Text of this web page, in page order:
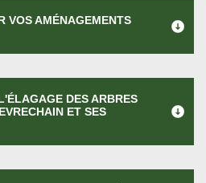
VOS AMÉNAGEMENTS
DES ARBRES
ET SES